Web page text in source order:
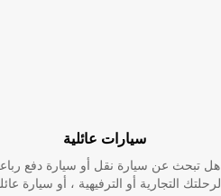
سيارات عائلية
هل تبحث عن سيارة نقل أو سيارة دفع
لرحلتك التجارية أو الترفيهية ، أو سيارة